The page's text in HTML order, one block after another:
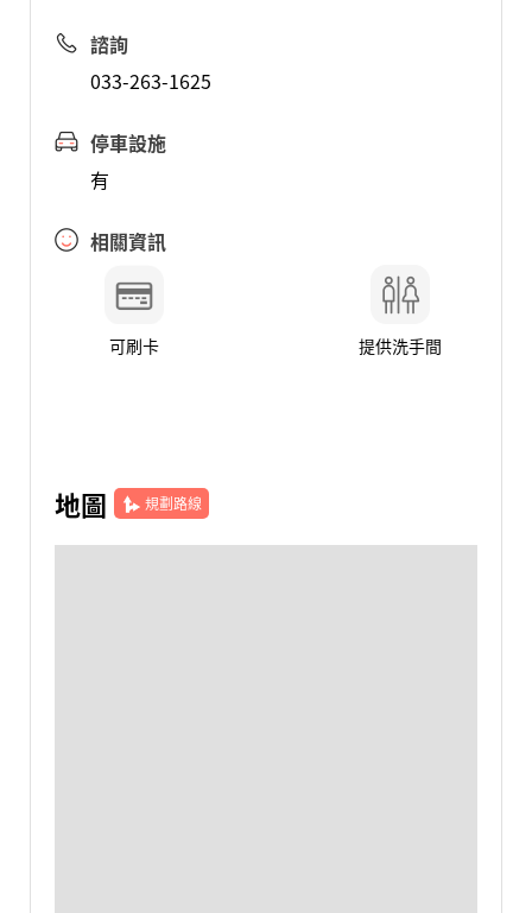
諮詢
033-263-1625
停車設施
有
相關資訊
可刷卡 提供洗手間
地圖 規劃路線